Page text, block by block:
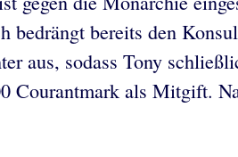
bereits den
aus, sodass Tony
als Mitgift.